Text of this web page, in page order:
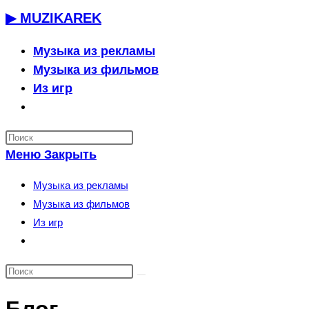
Перейти
содержимому
▶ MUZIKAREK
Музыка из рекламы
Музыка из фильмов
Из игр
по
веб-
сайту
Меню Закрыть
Музыка из рекламы
Музыка из фильмов
Из игр
по